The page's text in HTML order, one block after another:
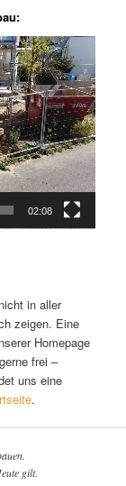
02:08
in aller
zeigen. Eine
Homepage
frei –
uns eine
.
gilt.